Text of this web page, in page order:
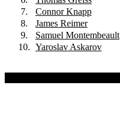
7.
Connor Knapp
8.
James Reimer
9.
Samuel Montembeault
10. Yaroslav Askarov